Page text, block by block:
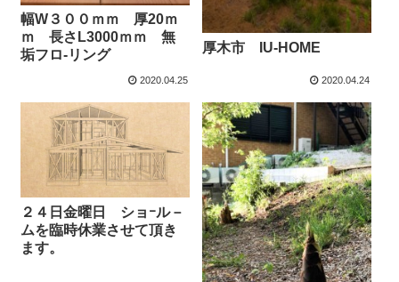
幅W３００ｍｍ 厚20ｍ
ｍ 長さL3000ｍｍ 無
垢フロ-リング
2020.04.25
厚木市 IU-HOME
2020.04.24
２４日金曜日 ショｰル－
ムを臨時休業させて頂き
ます。